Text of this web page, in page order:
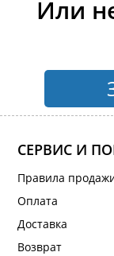
Или
СЕРВИС И
Правила
Оплата
Доставка
Возврат